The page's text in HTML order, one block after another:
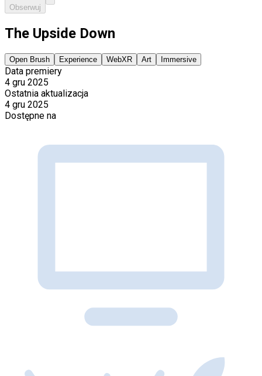
Obserwuj
The Upside Down
Open Brush Experience WebXR Art Immersive
Data premiery
4 gru 2025
Ostatnia aktualizacja
4 gru 2025
Dostępne na